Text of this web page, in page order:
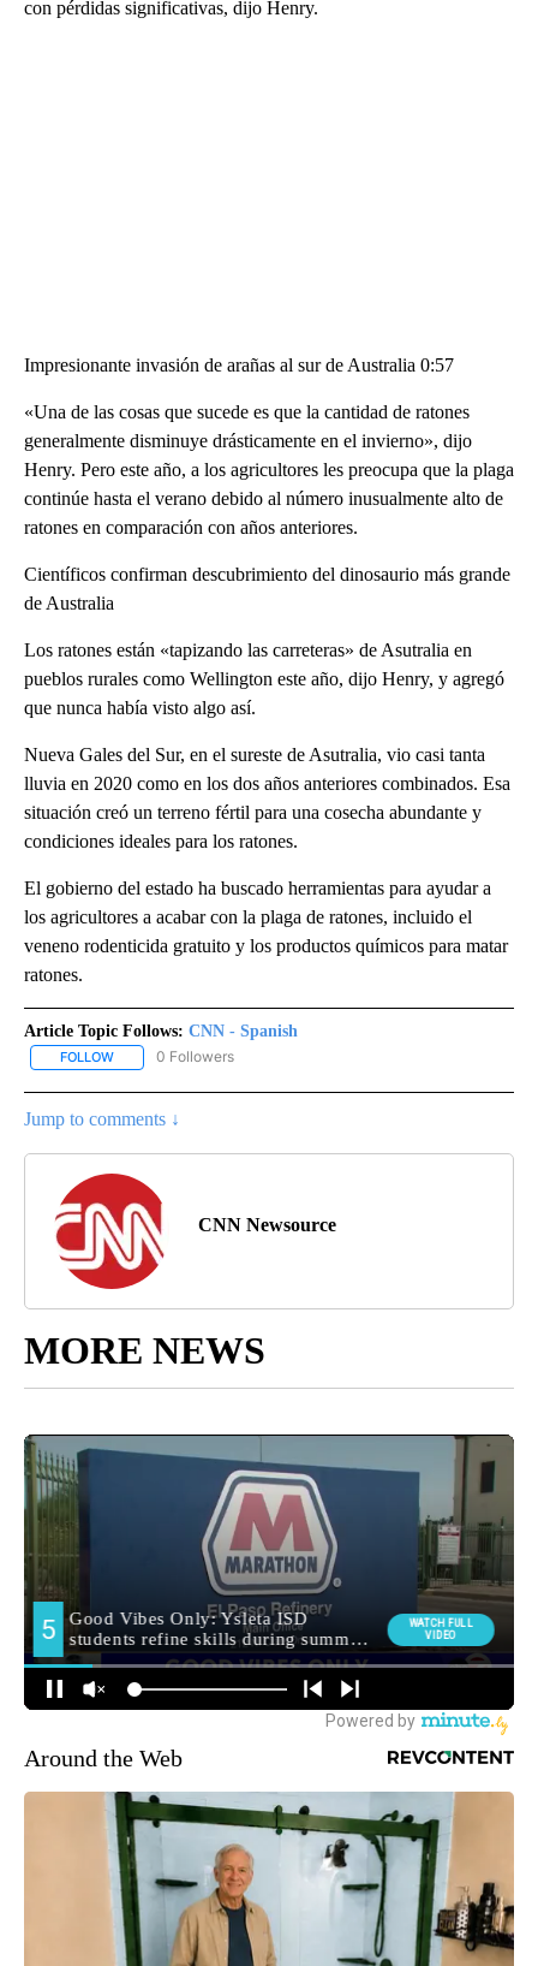
con pérdidas significativas, dijo Henry.
Impresionante invasión de arañas al sur de Australia 0:57
«Una de las cosas que sucede es que la cantidad de ratones
generalmente disminuye drásticamente en el invierno», dijo
Henry. Pero este año, a los agricultores les preocupa que la plaga
continúe hasta el verano debido al número inusualmente alto de
ratones en comparación con años anteriores.
Científicos confirman descubrimiento del dinosaurio más grande
de Australia
Los ratones están «tapizando las carreteras» de Asutralia en
pueblos rurales como Wellington este año, dijo Henry, y agregó
que nunca había visto algo así.
Nueva Gales del Sur, en el sureste de Asutralia, vio casi tanta
lluvia en 2020 como en los dos años anteriores combinados. Esa
situación creó un terreno fértil para una cosecha abundante y
condiciones ideales para los ratones.
El gobierno del estado ha buscado herramientas para ayudar a
los agricultores a acabar con la plaga de ratones, incluido el
veneno rodenticida gratuito y los productos químicos para matar
ratones.
Article Topic Follows: CNN - Spanish
FOLLOW FOLLOW "CNN - SPANISH" TO RECEIVE NOTIFICATIONS ABOUT
0 Followers
Jump to comments ↓
CNN Newsource
MORE NEWS
Around the Web